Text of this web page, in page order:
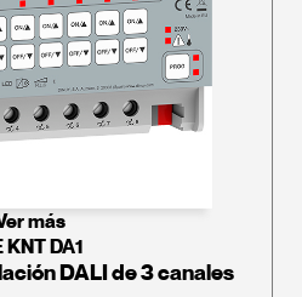
más
KNT DA1
DALI de 3 canales